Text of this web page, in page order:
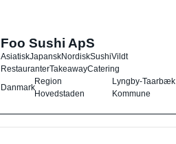
Foo Sushi ApS
AsiatiskJapanskNordiskSushiVildt
RestauranterTakeawayCatering
Danmark
Region
Hovedstaden
Lyngby-Taarbæk
Kommune